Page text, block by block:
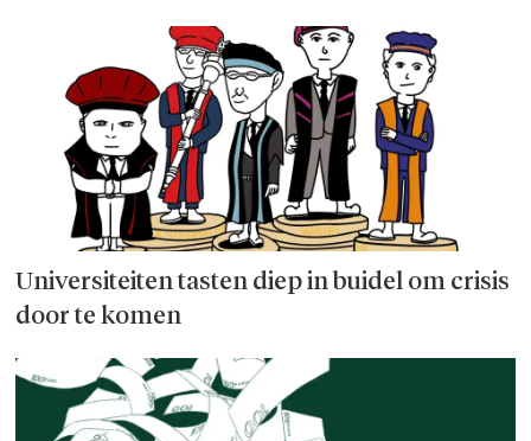
Universiteiten tasten diep in buidel om crisis
door te komen